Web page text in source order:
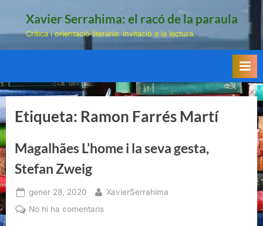
Xavier Serrahima: el racó de la paraula
Crítica i orientació literària: invitació a la lectura.
Etiqueta: Ramon Farrés Martí
Magalhães L’home i la seva gesta,
Stefan Zweig
Posted
on
gener 28, 2020 By
XavierSerrahima
No hi ha comentarisa